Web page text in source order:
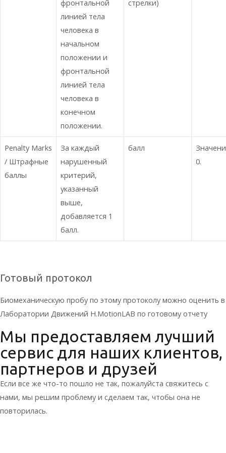
фронтальной
линией тела
человека в
начальном
положении и
фронтальной
линией тела
человека в
конечном
положении.
стрелки)
Penalty Marks
/ Штрафные
баллы
За каждый
нарушенный
критерий,
указанный
выше,
добавляется 1
балл.
балл
0.
Готовый протокол
Биомеханическую пробу по этому протоколу можно оценить в
Лаборатории Движений H.MotionLAB по готовому отчету
Мы предоставляем лучший
сервис для наших клиентов,
партнеров и друзей
Если все же что-то пошло не так, пожалуйста свяжитесь с
нами, мы решим проблему и сделаем так, чтобы она не
повторилась.